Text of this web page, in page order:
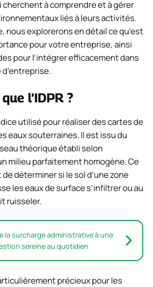
à comprendre et à gérer
liés à leurs activités.
nous explorerons en détail ce qu’est
pour votre entreprise, ainsi
pour l’intégrer efficacement dans
l’IDPR ?
utilisé pour réaliser des cartes de
eaux souterraines. Il est issu du
théorique établi selon
milieu parfaitement homogène. Ce
déterminer si le sol d’une zone
les eaux de surface s’infiltrer ou au
ruisseler.
la surcharge administrative à une
sereine au quotidien
précieux pour les